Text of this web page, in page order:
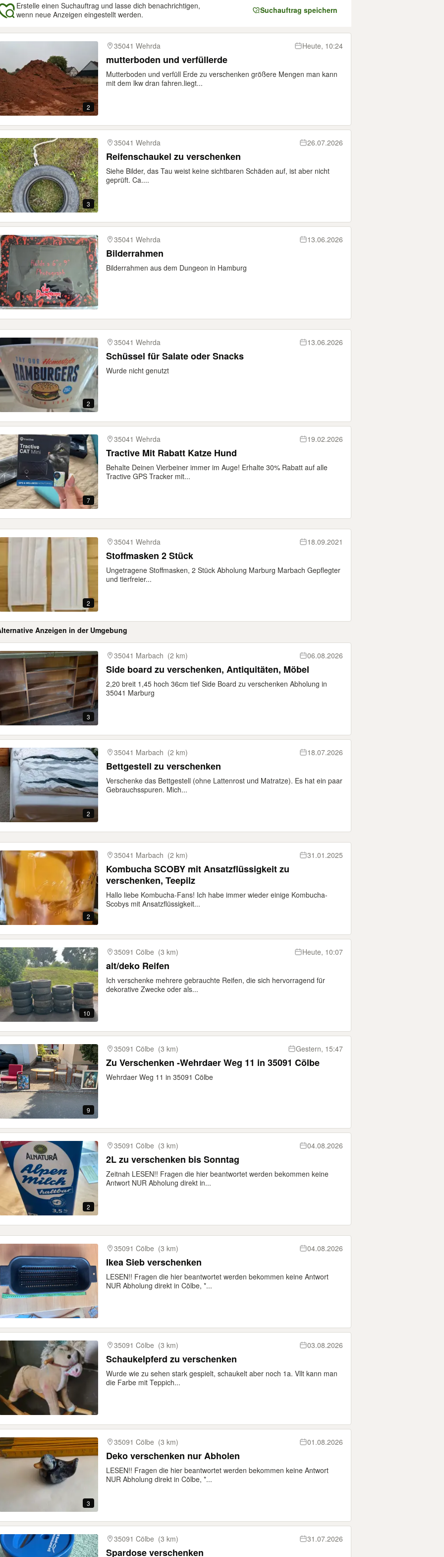
Erstelle einen Suchauftrag und lasse dich benachrichtigen,
wenn neue Anzeigen eingestellt werden.
Suchauftrag speichern
2
35041 Wehrda Heute, 10:24
mutterboden und verfüllerde
Mutterboden und verfüll Erde zu verschenken größere Mengen man kann
mit dem lkw dran fahren.liegt...
3
35041 Wehrda 26.07.2026
Reifenschaukel zu verschenken
Siehe Bilder, das Tau weist keine sichtbaren Schäden auf, ist aber nicht
geprüft. Ca....
35041 Wehrda 13.06.2026
Bilderrahmen
Bilderrahmen aus dem Dungeon in Hamburg
2
35041 Wehrda 13.06.2026
Schüssel für Salate oder Snacks
Wurde nicht genutzt
7
35041 Wehrda 19.02.2026
Tractive Mit Rabatt Katze Hund
Behalte Deinen Vierbeiner immer im Auge! Erhalte 30% Rabatt auf alle
Tractive GPS Tracker mit...
2
35041 Wehrda 18.09.2021
Stoffmasken 2 Stück
Ungetragene Stoffmasken, 2 Stück Abholung Marburg Marbach Gepflegter
und tierfreier...
Anzeigen in der Umgebung
3
35041 Marbach (2 km) 06.08.2026
Side board zu verschenken, Antiquitäten, Möbel
2,20 breit 1,45 hoch 36cm tief Side Board zu verschenken Abholung in
35041 Marburg
2
35041 Marbach (2 km) 18.07.2026
Bettgestell zu verschenken
Verschenke das Bettgestell (ohne Lattenrost und Matratze). Es hat ein paar
Gebrauchsspuren. Mich...
2
35041 Marbach (2 km) 31.01.2025
Kombucha SCOBY mit Ansatzflüssigkeit zu
verschenken, Teepilz
Hallo liebe Kombucha-Fans! Ich habe immer wieder einige Kombucha-
Scobys mit Ansatzflüssigkeit...
10
35091 Cölbe (3 km) Heute, 10:07
alt/deko Reifen
Ich verschenke mehrere gebrauchte Reifen, die sich hervorragend für
dekorative Zwecke oder als...
9
35091 Cölbe (3 km) Gestern, 15:47
Zu Verschenken -Wehrdaer Weg 11 in 35091 Cölbe
Wehrdaer Weg 11 in 35091 Cölbe
2
35091 Cölbe (3 km) 04.08.2026
2L zu verschenken bis Sonntag
Zeitnah LESEN!! Fragen die hier beantwortet werden bekommen keine
Antwort NUR Abholung direkt in...
35091 Cölbe (3 km) 04.08.2026
Ikea Sieb verschenken
LESEN!! Fragen die hier beantwortet werden bekommen keine Antwort
NUR Abholung direkt in Cölbe, *...
35091 Cölbe (3 km) 03.08.2026
Schaukelpferd zu verschenken
Wurde wie zu sehen stark gespielt, schaukelt aber noch 1a. Vllt kann man
die Farbe mit Teppich...
3
35091 Cölbe (3 km) 01.08.2026
Deko verschenken nur Abholen
LESEN!! Fragen die hier beantwortet werden bekommen keine Antwort
NUR Abholung direkt in Cölbe, *...
35091 Cölbe (3 km) 31.07.2026
Spardose verschenken